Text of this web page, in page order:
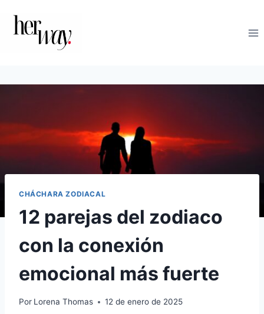
contenido
CHÁCHARA ZODIACAL
12 parejas del zodiaco
con la conexión
emocional más fuerte
Por Lorena Thomas 12 de enero de 2025